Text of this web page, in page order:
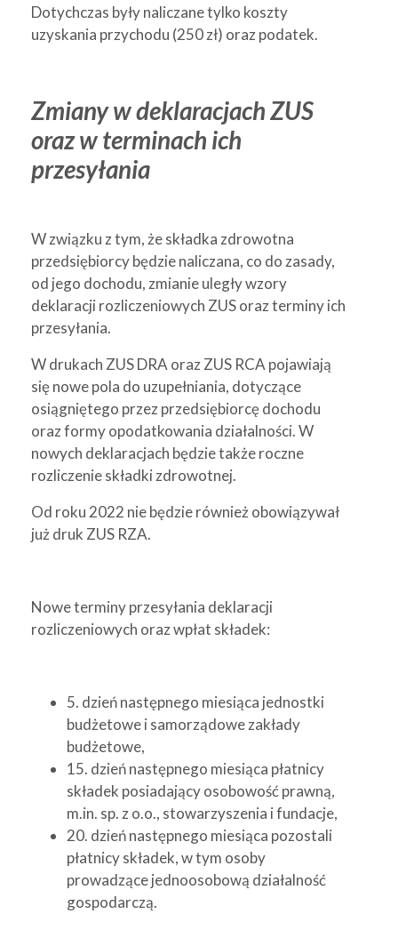
Dotychczas były naliczane tylko koszty
uzyskania przychodu (250 zł) oraz podatek.
Zmiany w deklaracjach ZUS
oraz w terminach ich
przesyłania
W związku z tym, że składka zdrowotna
przedsiębiorcy będzie naliczana, co do zasady,
od jego dochodu, zmianie uległy wzory
deklaracji rozliczeniowych ZUS oraz terminy ich
przesyłania.
W drukach ZUS DRA oraz ZUS RCA pojawiają
się nowe pola do uzupełniania, dotyczące
osiągniętego przez przedsiębiorcę dochodu
oraz formy opodatkowania działalności. W
nowych deklaracjach będzie także roczne
rozliczenie składki zdrowotnej.
Od roku 2022 nie będzie również obowiązywał
już druk ZUS RZA.
Nowe terminy przesyłania deklaracji
rozliczeniowych oraz wpłat składek:
5. dzień następnego miesiąca jednostki
budżetowe i samorządowe zakłady
budżetowe,
15. dzień następnego miesiąca płatnicy
składek posiadający osobowość prawną,
m.in. sp. z o.o., stowarzyszenia i fundacje,
20. dzień następnego miesiąca pozostali
płatnicy składek, w tym osoby
prowadzące jednoosobową działalność
gospodarczą.